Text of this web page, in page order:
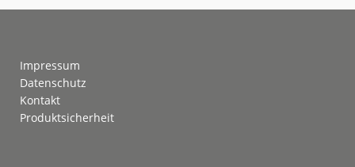
Impressum
Datenschutz
Kontakt
Produktsicherheit